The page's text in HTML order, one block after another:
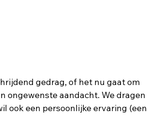
gedrag, of het nu gaat om
ongewenste aandacht. We dragen
ook een persoonlijke ervaring (een